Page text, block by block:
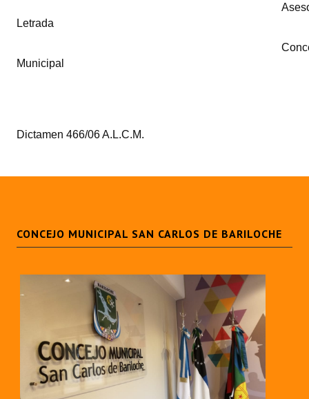
Letrada
Municipal
Dictamen 466/06 A.L.C.M.
CONCEJO MUNICIPAL SAN CARLOS DE BARILOCHE